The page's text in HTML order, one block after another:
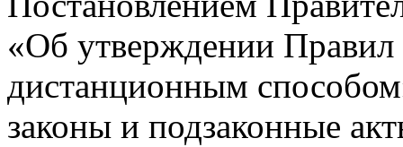
«Об утверждении Правил
дистанционным
законы и подзаконные